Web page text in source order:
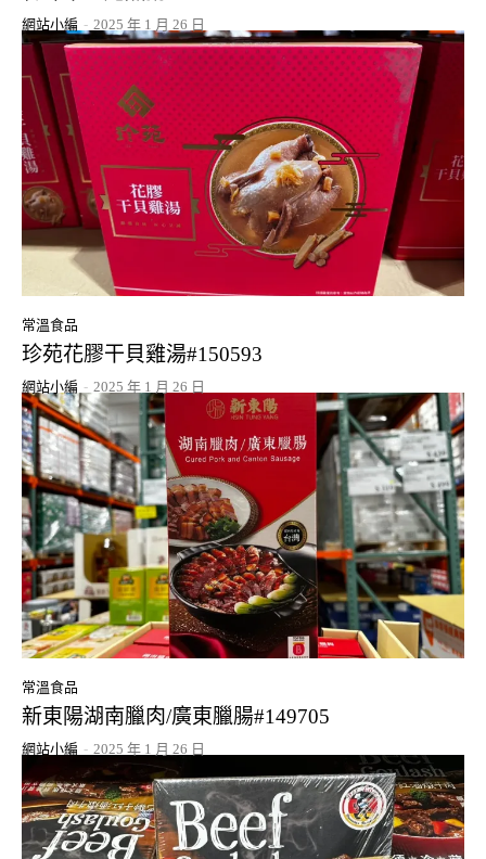
網站小編 - 2025 年 1 月 26 日
常溫食品
珍苑花膠干貝雞湯#150593
網站小編 - 2025 年 1 月 26 日
常溫食品
新東陽湖南臘肉/廣東臘腸#149705
網站小編 - 2025 年 1 月 26 日